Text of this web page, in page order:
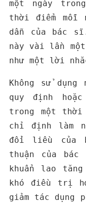
một ngày
thời điểm mỗi
dẫn của bác
này vài lần
như một lời
Không sử
quy định
trong một
chỉ định làm
đổi liều của
thuận của
khuẩn lao
khó điều trị
giảm tác dụng